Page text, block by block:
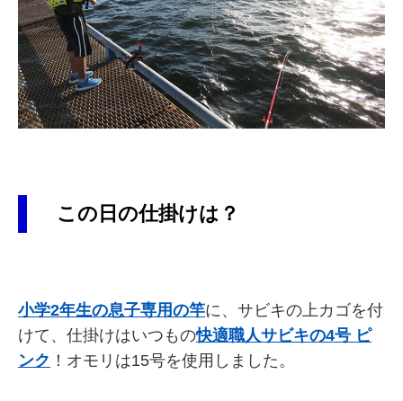
この日の仕掛けは？
小学2年生の息子専用の竿に、サビキの上カゴを付
けて、仕掛けはいつもの快適職人サビキの4号 ピ
ンク ！オモリは15号を使用しました。